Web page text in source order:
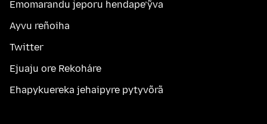
Emomarandu jeporu hendape’ỹva
Ayvu reñoiha
Twitter
Ejuaju ore Rekoháre
Ehapykuereka jehaipyre pytyvõrã